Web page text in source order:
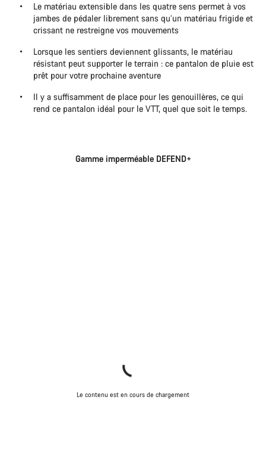
Le matériau extensible dans les quatre sens permet à vos
jambes de pédaler librement sans qu’un matériau frigide et
crissant ne restreigne vos mouvements
Lorsque les sentiers deviennent glissants, le matériau
résistant peut supporter le terrain : ce pantalon de pluie est
prêt pour votre prochaine aventure
Il y a suffisamment de place pour les genouillères, ce qui
rend ce pantalon idéal pour le VTT, quel que soit le temps.
Gamme imperméable DEFEND+
Le contenu est en cours de chargement